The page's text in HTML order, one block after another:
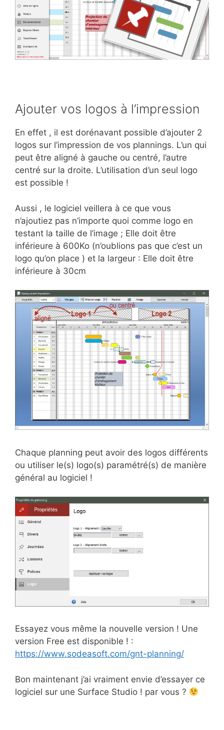
Ajouter vos logos à l’impression
En effet , il est dorénavant possible d’ajouter 2
logos sur l’impression de vos plannings. L’un qui
peut être aligné à gauche ou centré, l’autre
centré sur la droite. L’utilisation d’un seul logo
est possible !
Aussi , le logiciel veillera à ce que vous
n’ajoutiez pas n’importe quoi comme logo en
testant la taille de l’image ; Elle doit être
inférieure à 600Ko (n’oublions pas que c’est un
logo qu’on place ) et la largeur : Elle doit être
inférieure à 30cm
Chaque planning peut avoir des logos différents
ou utiliser le(s) logo(s) paramétré(s) de manière
général au logiciel !
Essayez vous même la nouvelle version ! Une
version Free est disponible ! :
https://www.sodeasoft.com/gnt-planning/
Bon maintenant j’ai vraiment envie d’essayer ce
logiciel sur une Surface Studio ! par vous ?